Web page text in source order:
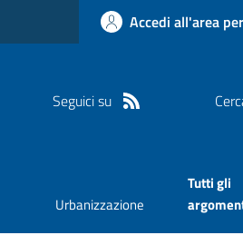
Accedi all'area
Seguici su
Urbanizzazione
Tutti gli